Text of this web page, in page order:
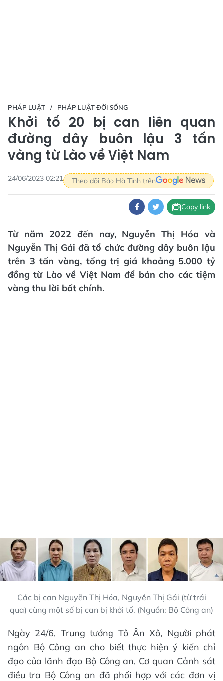
PHÁP LUẬT PHÁP LUẬT ĐỜI SỐNG
Khởi tố 20 bị can liên quan
đường dây buôn lậu 3 tấn
vàng từ Lào về Việt Nam
24/06/2023 02:21 Theo dõi Báo Hà Tĩnh trên
Copy link
Từ năm 2022 đến nay, Nguyễn Thị Hóa và
Nguyễn Thị Gái đã tổ chức đường dây buôn lậu
trên 3 tấn vàng, tổng trị giá khoảng 5.000 tỷ
đồng từ Lào về Việt Nam để bán cho các tiệm
vàng thu lời bất chính.
Các bị can Nguyễn Thị Hóa, Nguyễn Thị Gái (từ trái
qua) cùng một số bị can bị khởi tố. (Nguồn: Bộ Công an)
Ngày 24/6, Trung tướng Tô Ân Xô, Người phát
ngôn Bộ Công an cho biết thực hiện ý kiến chỉ
đạo của lãnh đạo Bộ Công an, Cơ quan Cảnh sát
điều tra Bộ Công an đã phối hợp với các đơn vị